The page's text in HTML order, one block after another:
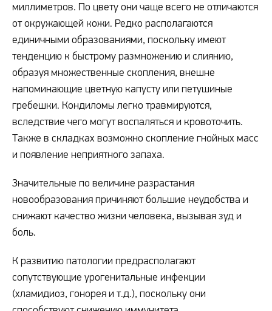
миллиметров. По цвету они чаще всего не отличаются
от окружающей кожи. Редко располагаются
единичными образованиями, поскольку имеют
тенденцию к быстрому размножению и слиянию,
образуя множественные скопления, внешне
напоминающие цветную капусту или петушиные
гребешки. Кондиломы легко травмируются,
вследствие чего могут воспаляться и кровоточить.
Также в складках возможно скопление гнойных масс
и появление неприятного запаха.
Значительные по величине разрастания
новообразования причиняют большие неудобства и
снижают качество жизни человека, вызывая зуд и
боль.
К развитию патологии предрасполагают
сопутствующие урогенитальные инфекции
(хламидиоз, гонорея и т.д.), поскольку они